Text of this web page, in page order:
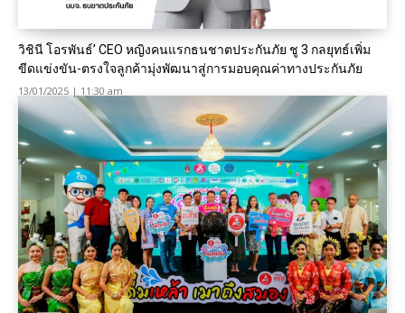
วิชินี โอรพันธ์’ CEO หญิงคนแรกธนชาตประกันภัย ชู 3 กลยุทธ์เพิ่ม
ขีดแข่งขัน-ตรงใจลูกค้ามุ่งพัฒนาสู่การมอบคุณค่าทางประกันภัย
13/01/2025 | 11:30 am